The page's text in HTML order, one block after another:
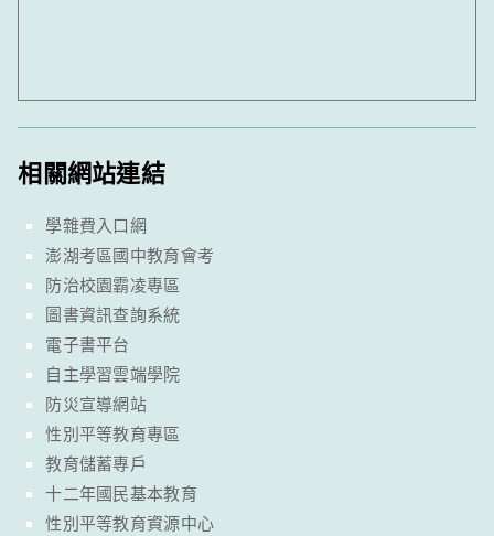
相關網站連結
學雜費入口網
澎湖考區國中教育會考
防治校園霸凌專區
圖書資訊查詢系統
電子書平台
自主學習雲端學院
防災宣導網站
性別平等教育專區
教育儲蓄專戶
十二年國民基本教育
性別平等教育資源中心